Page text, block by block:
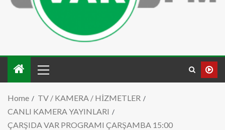
Home
TV / KAMERA / HİZMETLER
CANLI KAMERA YAYINLARI
ÇARŞIDA VAR PROGRAMI ÇARŞAMBA 15:00